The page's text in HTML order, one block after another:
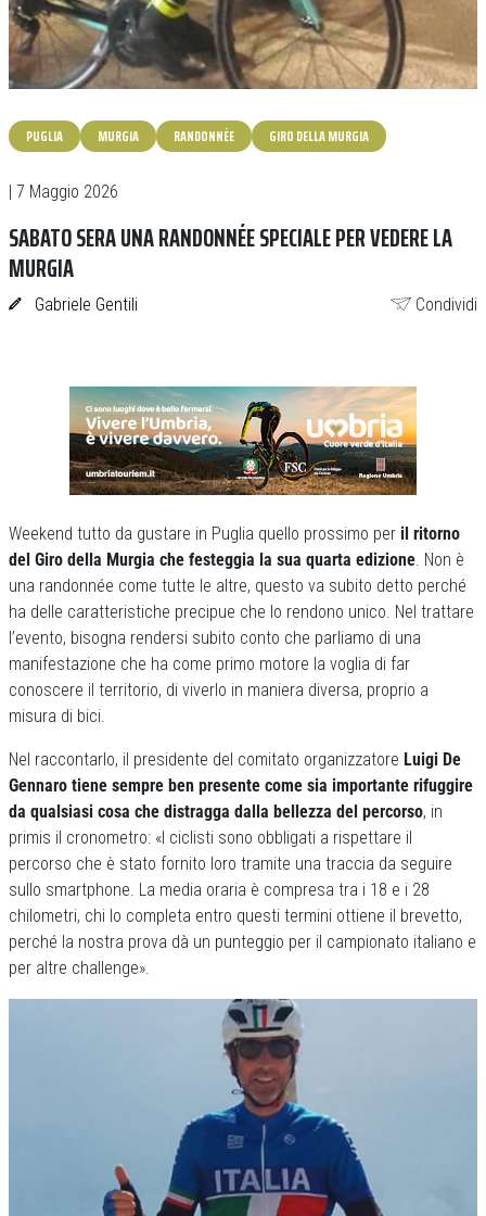
PUGLIA MURGIA RANDONNÈE GIRO DELLA MURGIA
| 7 Maggio 2026
SABATO SERA UNA RANDONNÉE SPECIALE PER VEDERE LA
MURGIA
Gabriele Gentili Condividi
Weekend tutto da gustare in Puglia quello prossimo per il ritorno
del Giro della Murgia che festeggia la sua quarta edizione. Non è
una randonnée come tutte le altre, questo va subito detto perché
ha delle caratteristiche precipue che lo rendono unico. Nel trattare
l’evento, bisogna rendersi subito conto che parliamo di una
manifestazione che ha come primo motore la voglia di far
conoscere il territorio, di viverlo in maniera diversa, proprio a
misura di bici.
Nel raccontarlo, il presidente del comitato organizzatore Luigi De
Gennaro tiene sempre ben presente come sia importante rifuggire
da qualsiasi cosa che distragga dalla bellezza del percorso, in
primis il cronometro: «I ciclisti sono obbligati a rispettare il
percorso che è stato fornito loro tramite una traccia da seguire
sullo smartphone. La media oraria è compresa tra i 18 e i 28
chilometri, chi lo completa entro questi termini ottiene il brevetto,
perché la nostra prova dà un punteggio per il campionato italiano e
per altre challenge».